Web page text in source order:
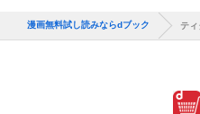
漫画無料試し読みならdブック ティ